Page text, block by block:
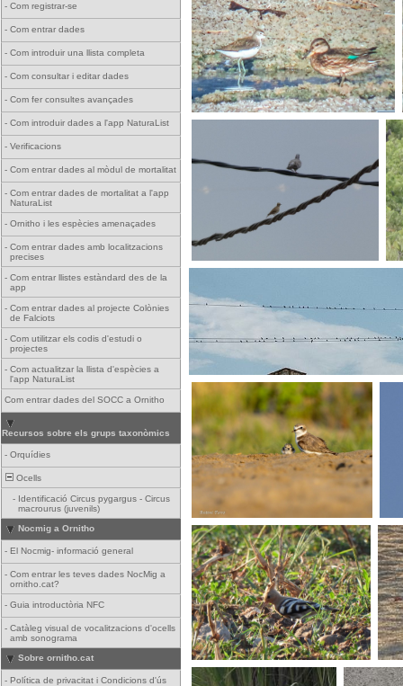
- Com registrar-se
- Com entrar dades
- Com introduir una llista completa
- Com consultar i editar dades
- Com fer consultes avançades
- Com introduir dades a l'app NaturaList
- Verificacions
- Com entrar dades al mòdul de mortalitat
- Com entrar dades de mortalitat a l'app
NaturaList
- Ornitho i les espècies amenaçades
- Com entrar dades amb localitzacions
precises
- Com entrar llistes estàndard des de la
app
- Com entrar dades al projecte Colònies
de Falciots
- Com utilitzar els codis d'estudi o
projectes
- Com actualitzar la llista d'espècies a
l'app NaturaList
Com entrar dades del SOCC a Ornitho
Recursos sobre els grups taxonòmics
- Orquídies
Ocells
- Identificació Circus pygargus - Circus
macrourus (juvenils)
Nocmig a Ornitho
- El Nocmig- informació general
- Com entrar les teves dades NocMig a
ornitho.cat?
- Guia introductòria NFC
- Catàleg visual de vocalitzacions d'ocells
amb sonograma
Sobre ornitho.cat
- Política de privacitat i Condicions d'ús